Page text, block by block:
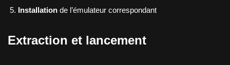
Installation de l’émulateur correspondant
Extraction et lancement